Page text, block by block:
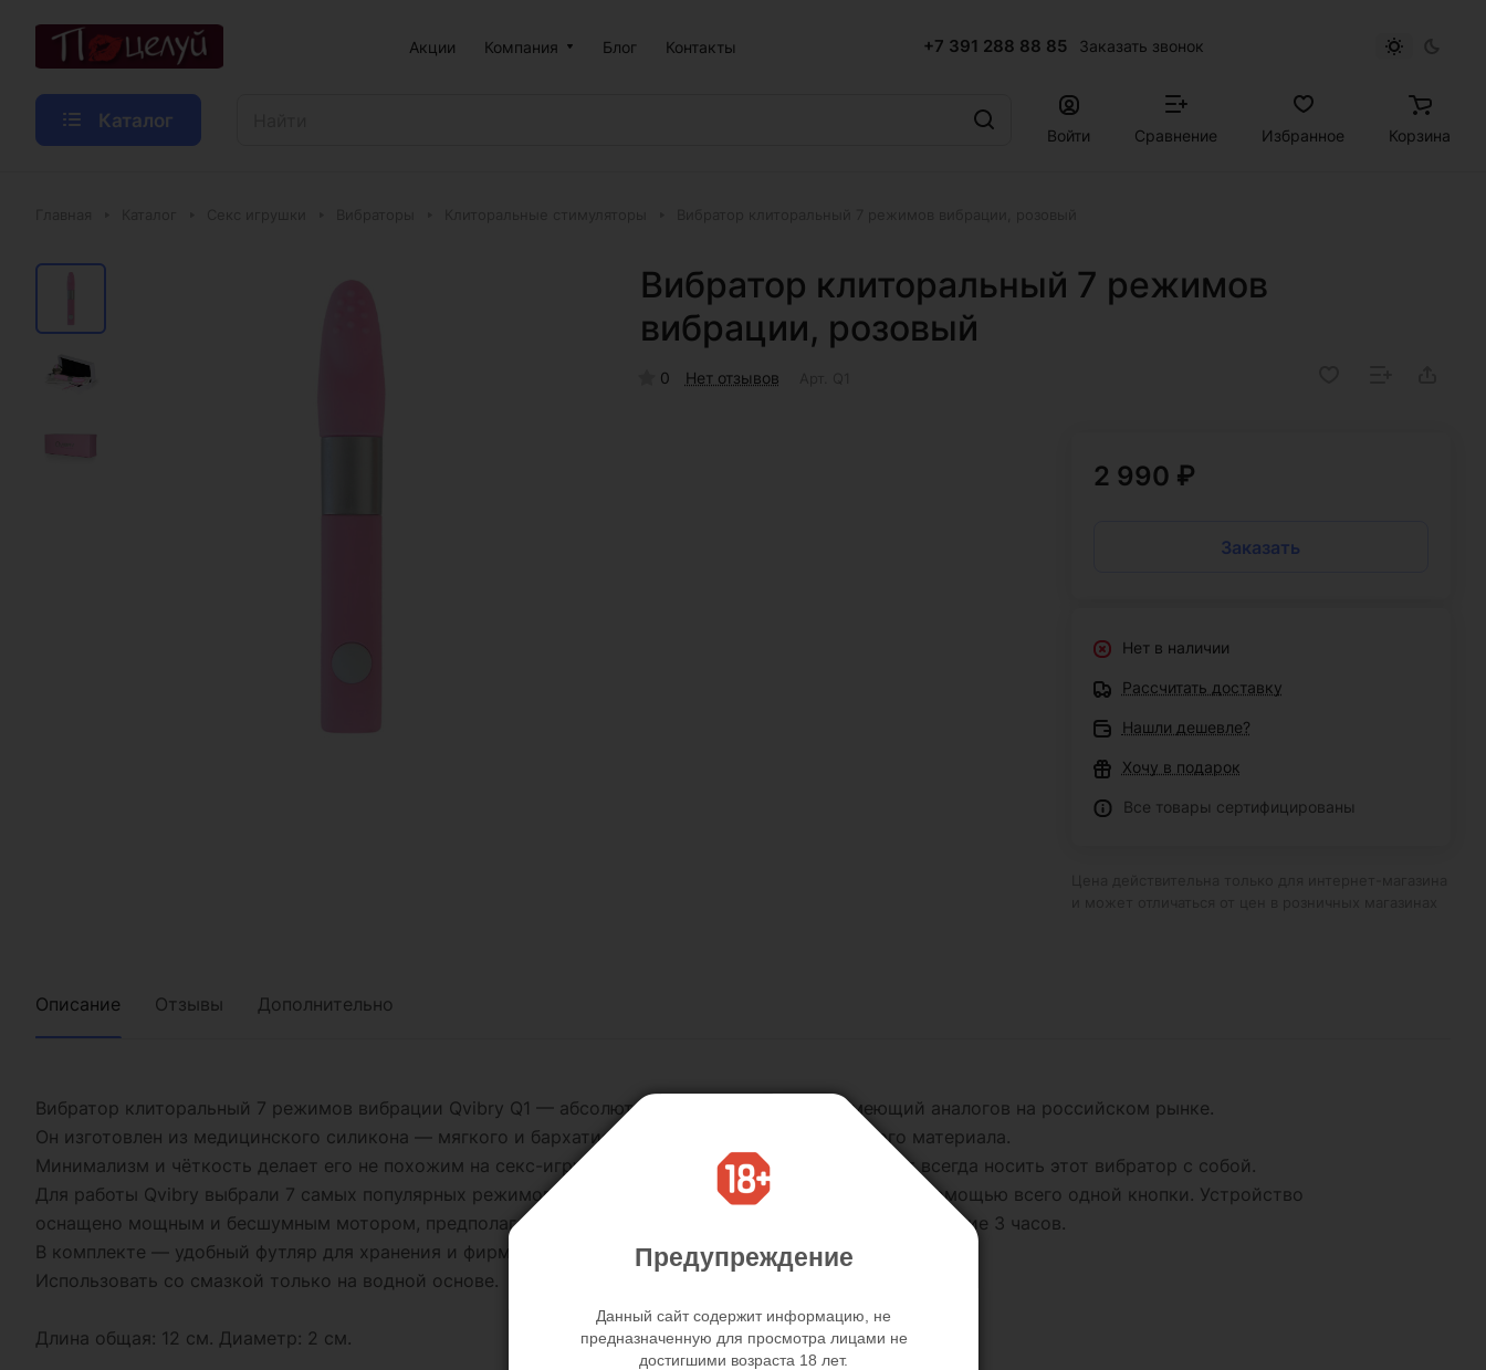
Акции Компания Блог Контакты +7 391 288 88 85 Заказать звонок
Каталог
Войти Сравнение Избранное Корзина
Вибратор клиторальный 7 режимов
вибрации, розовый
0 Нет отзывов
2 990 ₽
Заказать
Нет в наличии
Рассчитать доставку
Нашли дешевле?
Хочу в подарок
Все товары сертифицированы
Описание Отзывы Дополнительно
Вибратор клиторальный 7 режимов вибрации Qvibry Q1 — абсолютно новый вибратор, не имеющий аналогов на российском рынке.
Он изготовлен из медицинского силикона — мягкого и бархатистого на ощупь, гипоаллергенного материала.
Минимализм и чёткость делает его не похожим на секс-игрушку. Компактные размеры позволяют всегда носить этот вибратор с собой.
Для работы Qvibry выбрали 7 самых популярных режимов вибрации, которые легко переключать с помощью всего одной кнопки. Устройство
оснащено мощным и бесшумным мотором, предполагает зарядку от USB и непрерывную работу в течение 3 часов.
В комплекте — удобный футляр для хранения и фирменный значок.
Использовать со смазкой только на водной основе.
Длина общая: 12 см. Диаметр: 2 см.
Предупреждение
Данный сайт содержит информацию, не
предназначенную для просмотра лицами не
достигшими возраста 18 лет.